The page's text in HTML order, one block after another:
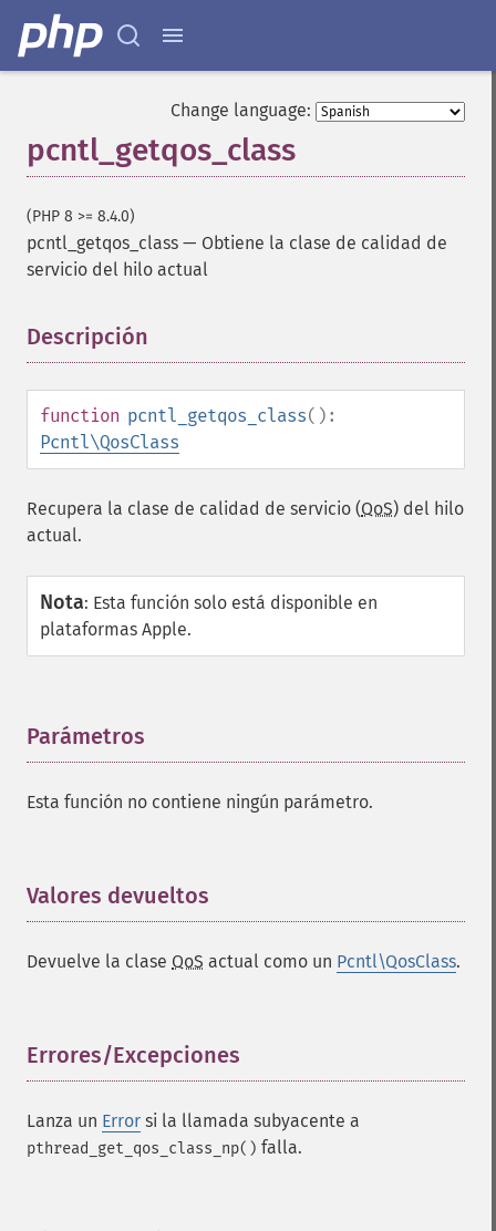
Change language:
pcntl_getqos_class
(PHP 8 >= 8.4.0)
pcntl_getqos_class — Obtiene la clase de calidad de
servicio del hilo actual
Descripción
function pcntl_getqos_class():
Pcntl\QosClass
Recupera la clase de calidad de servicio (QoS) del hilo
actual.
Nota: Esta función solo está disponible en
plataformas Apple.
Parámetros
Esta función no contiene ningún parámetro.
Valores devueltos
Devuelve la clase QoS actual como un Pcntl\QosClass.
Errores/Excepciones
Lanza un Error si la llamada subyacente a
pthread_get_qos_class_np() falla.